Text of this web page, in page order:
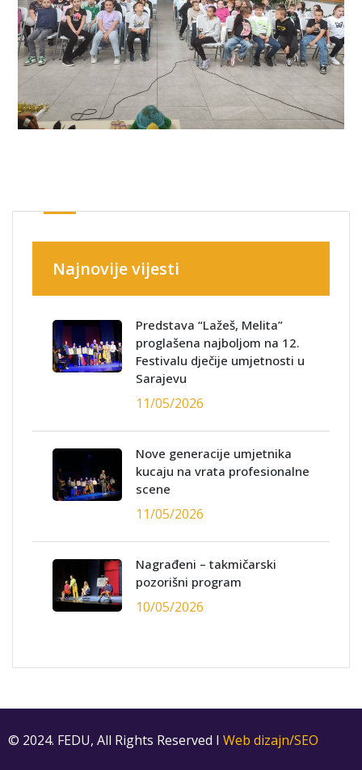
Najnovije vijesti
Predstava “Lažeš, Melita”
proglašena najboljom na 12.
Festivalu dječije umjetnosti u
Sarajevu
11/05/2026
Nove generacije umjetnika
kucaju na vrata profesionalne
scene
11/05/2026
Nagrađeni – takmičarski
pozorišni program
10/05/2026
© 2024. FEDU, All Rights Reserved I Web dizajn/SEO